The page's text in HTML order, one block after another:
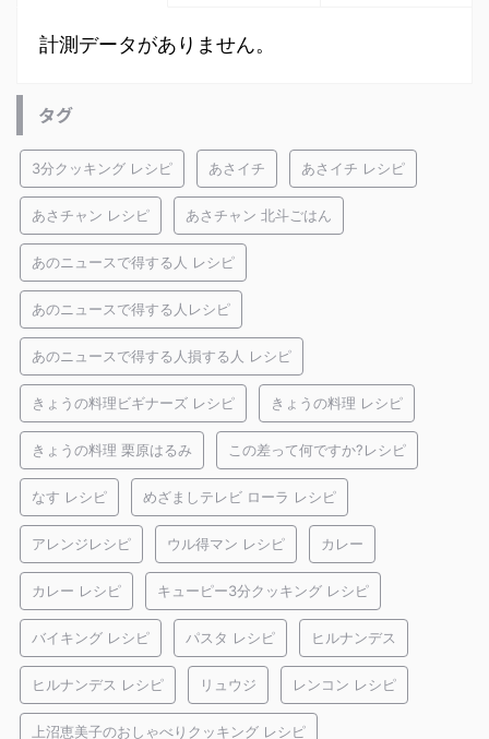
計測データがありません。
タグ
3分クッキング レシピ あさイチ あさイチ レシピ
あさチャン レシピ あさチャン 北斗ごはん
あのニュースで得する人 レシピ
あのニュースで得する人レシピ
あのニュースで得する人損する人 レシピ
きょうの料理ビギナーズ レシピ きょうの料理 レシピ
きょうの料理 栗原はるみ この差って何ですか?レシピ
なす レシピ めざましテレビ ローラ レシピ
アレンジレシピ ウル得マン レシピ カレー
カレー レシピ キューピー3分クッキング レシピ
バイキング レシピ パスタ レシピ ヒルナンデス
ヒルナンデス レシピ リュウジ レンコン レシピ
上沼恵美子のおしゃべりクッキング レシピ